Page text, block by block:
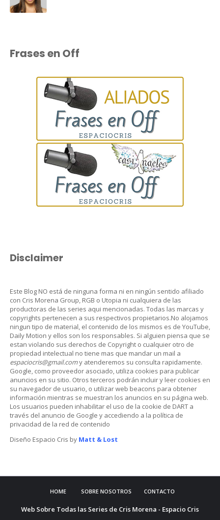
Frases en Off
Disclaimer
Este Blog NO está de ninguna forma ni en ningún sentido afiliado
con Cris Morena Group, RGB o Utopia ni cualquiera de las
productoras de las series aqui mencionadas. Todas las marcas y
copyrights pertenecen a sus respectivos propietarios.No alojamos
ningun tipo de material, el contenido de los mismos es de YouTube,
Daily Motion y ellos son los responsables. Si alguien piensa que se
estan violando sus derechos de Copyright o cualquier otro de
propiedad intelectual no tiene mas que mandar un mail a
espaciocris@gmail.comy atenderemos su consulta rapidamente.
Google, como proveedor asociado, utiliza cookies para publicar
anuncios en su sitio. Otros terceros podrán incluir y leer cookies en
su navegador de usuario, o utilizar web beacons para obtener
información mientras se muestran los anuncios en su página web.
Los usuarios pueden inhabilitar el uso de la cookie de DART a
través del anuncio de Google y accediendo a la política de
privacidad de la red de contenido
Diseño Espacio Cris by Matt & Lost
HOME SOBRE NOSOTROS CONTACTO
Web Sobre Todas las Series de Cris Morena - Espacio Cris